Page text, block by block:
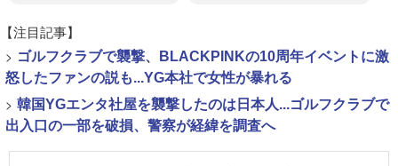
【注目記事】
> ゴルフクラブで襲撃、BLACKPINKの10周年イベントに激
怒したファンの説も...YG本社で女性が暴れる
> 韓国YGエンタ社屋を襲撃したのは日本人...ゴルフクラブで
出入口の一部を破損、警察が経緯を調査へ